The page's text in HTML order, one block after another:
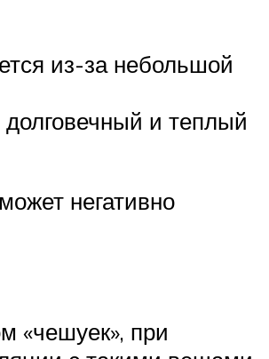
из-за небольшой
и теплый
негативно
«чешуек», при